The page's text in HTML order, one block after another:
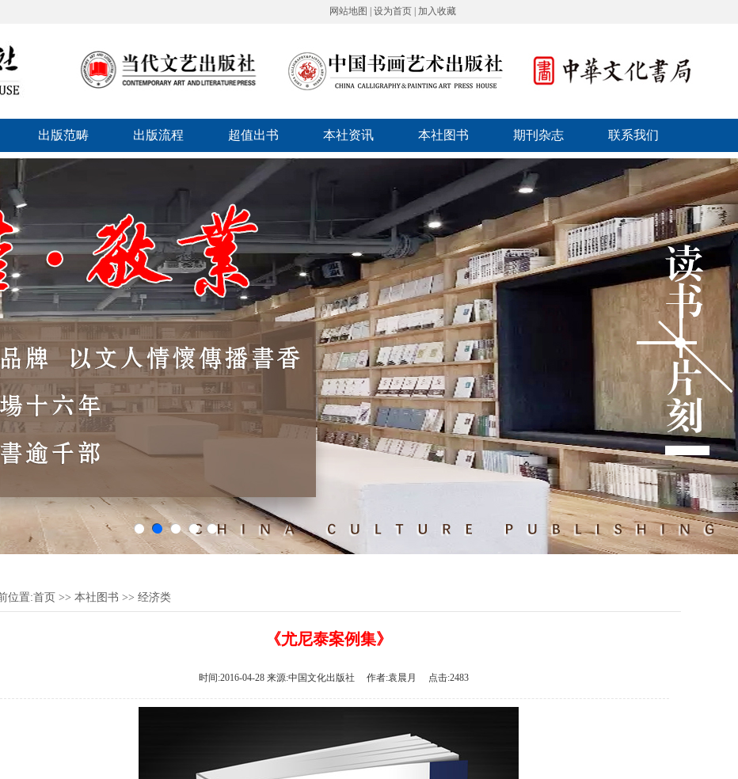
网站地图 设为首页 加入收藏
出版范畴 出版流程 超值出书 本社资讯 本社图书 期刊杂志 联系我们
位置:首页 >> 本社图书 >> 经济类
《尤尼泰案例集》
时间:2016-04-28 来源:中国文化出版社 作者:袁晨月 点击:2483